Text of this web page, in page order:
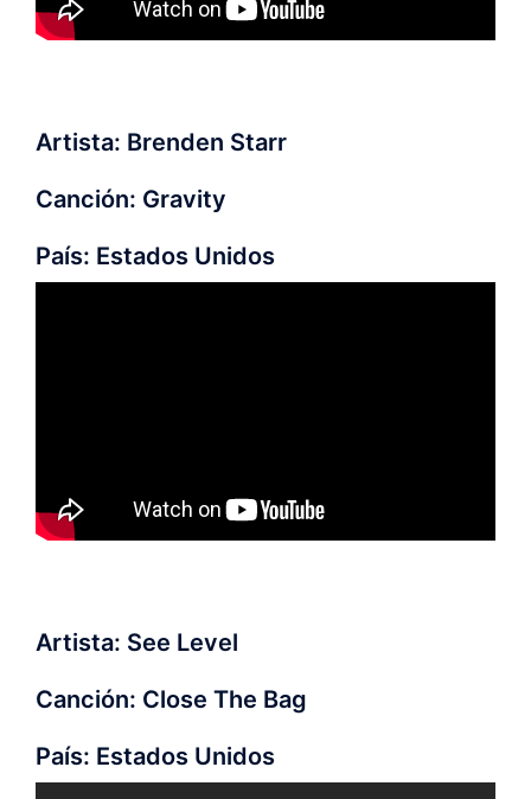
Artista: Brenden Starr
Canción: Gravity
País: Estados Unidos
Artista: See Level
Canción: Close The Bag
País: Estados Unidos